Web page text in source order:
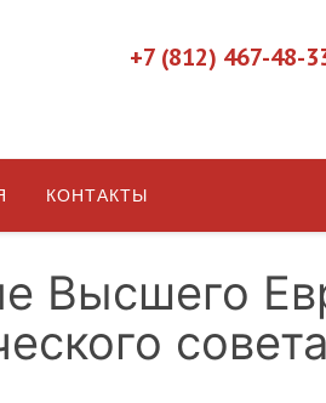
+7 (812) 467-48-
КОНТАКТЫ
Высшего